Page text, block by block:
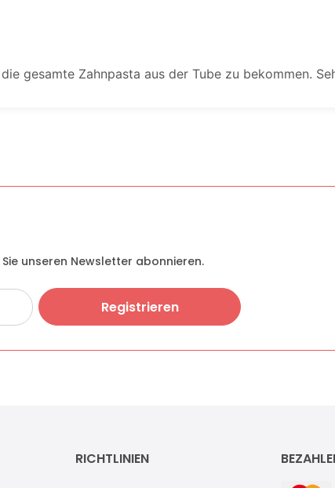
gesamte Zahnpasta aus der Tube zu bekommen.
unseren Newsletter abonnieren.
Registrieren
RICHTLINIEN